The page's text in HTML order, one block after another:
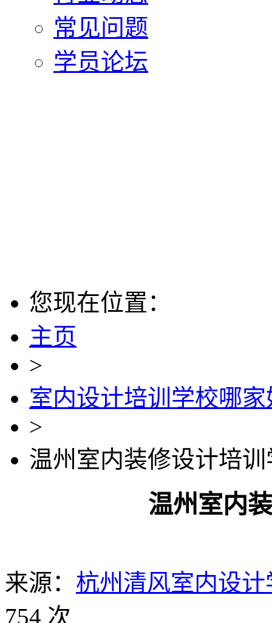
常见问题
学员论坛
您现在位置：
主页
>
室内设计培训学校哪家
>
温州室内装修设计培训
温州室内
来源： 杭州清风室内设计
754 次